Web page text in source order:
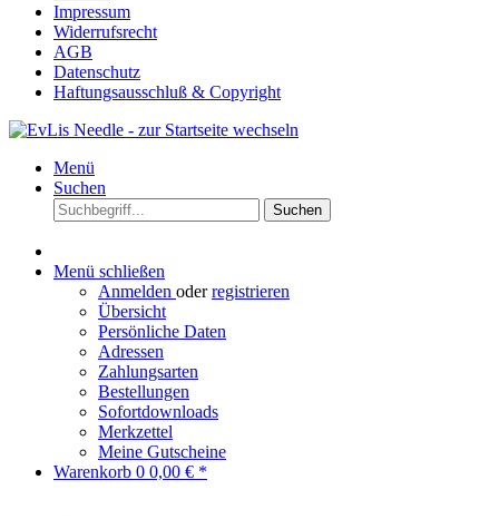
Impressum
Widerrufsrecht
AGB
Datenschutz
Haftungsausschluß & Copyright
Menü
Suchen
Suchen
Menü schließen
Anmelden oderregistrieren
Übersicht
Persönliche Daten
Adressen
Zahlungsarten
Bestellungen
Sofortdownloads
Merkzettel
Meine Gutscheine
Warenkorb 0 0,00 € *